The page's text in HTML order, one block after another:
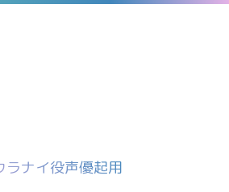
ナイ役声優起用